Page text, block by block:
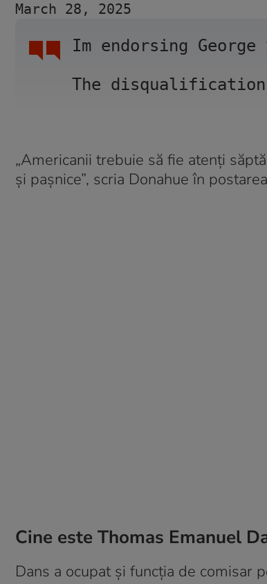
Im endorsing
The
March 28, 2025
„Americanii trebuie să fie atenți
și pașnice”, scria Donahue în
Cine este Thomas Emanuel
Dans a ocupat și funcția de comisar